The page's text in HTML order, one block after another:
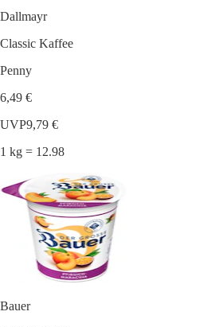
Dallmayr
Classic Kaffee
Penny
6,49 €
UVP9,79 €
1 kg = 12.98
Bauer